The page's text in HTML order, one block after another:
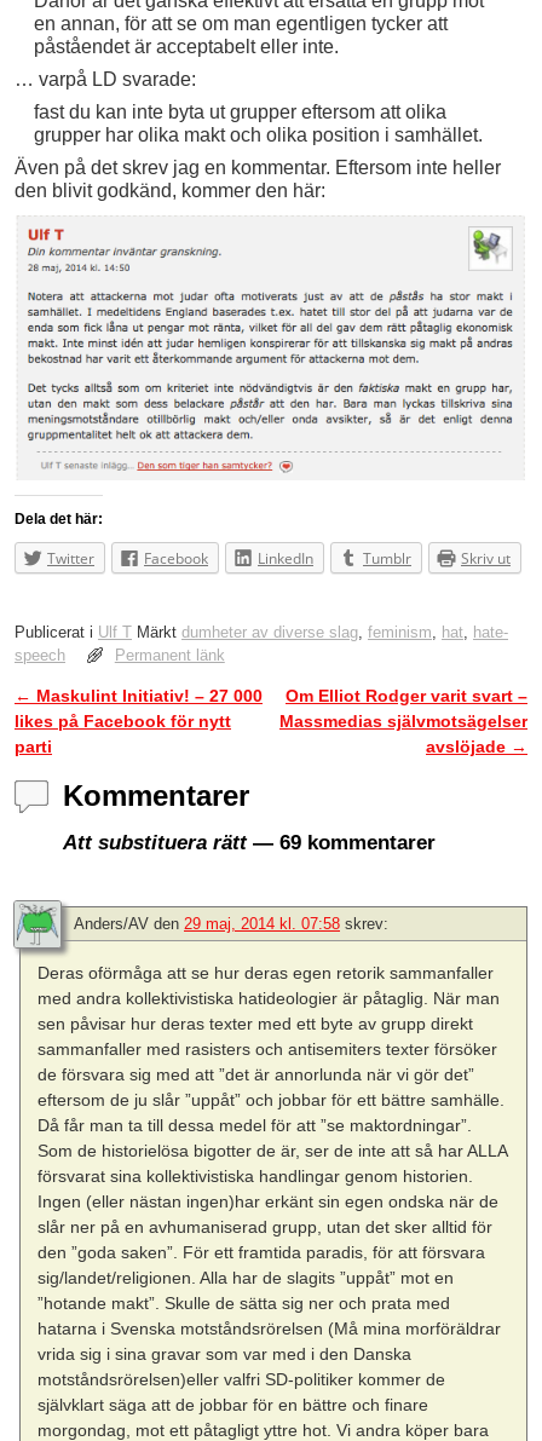
en annan, för att se om man egentligen tycker att
påståendet är acceptabelt eller inte.
… varpå LD svarade:
fast du kan inte byta ut grupper eftersom att olika
grupper har olika makt och olika position i samhället.
Även på det skrev jag en kommentar. Eftersom inte heller
den blivit godkänd, kommer den här:
Dela det här:
Twitter Facebook LinkedIn Tumblr Skriv ut
Publicerat i Ulf T Märkt dumheter av diverse slag feminism hat
hate-
speech
Permanent länk
Inläggsnavigering
← Maskulint Initiativ! – 27 000
likes på Facebook för nytt
parti
Om Elliot Rodger varit svart –
Massmedias självmotsägelser
avslöjade →
Kommentarer
Att substituera rätt— 69 kommentarer
Anders/AV den 29 maj, 2014 kl. 07:58 skrev:
Deras oförmåga att se hur deras egen retorik sammanfaller
med andra kollektivistiska hatideologier är påtaglig. När man
sen påvisar hur deras texter med ett byte av grupp direkt
sammanfaller med rasisters och antisemiters texter försöker
de försvara sig med att ”det är annorlunda när vi gör det”
eftersom de ju slår ”uppåt” och jobbar för ett bättre samhälle.
Då får man ta till dessa medel för att ”se maktordningar”.
Som de historielösa bigotter de är, ser de inte att så har ALLA
försvarat sina kollektivistiska handlingar genom historien.
Ingen (eller nästan ingen)har erkänt sin egen ondska när de
slår ner på en avhumaniserad grupp, utan det sker alltid för
den ”goda saken”. För ett framtida paradis, för att försvara
sig/landet/religionen. Alla har de slagits ”uppåt” mot en
”hotande makt”. Skulle de sätta sig ner och prata med
hatarna i Svenska motståndsrörelsen (Må mina morföräldrar
vrida sig i sina gravar som var med i den Danska
motståndsrörelsen)eller valfri SD-politiker kommer de
självklart säga att de jobbar för en bättre och finare
morgondag, mot ett påtagligt yttre hot. Vi andra köper bara